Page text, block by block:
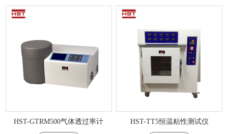
HST-GTRM500气体透过率计 HST-TT5恒温粘性测试仪